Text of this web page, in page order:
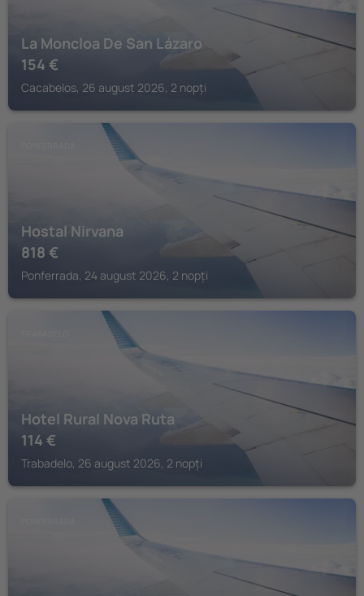
La Moncloa De San Lázaro
154 €
Cacabelos, 26 august 2026, 2 nopți
Hostal Nirvana
818 €
Ponferrada, 24 august 2026, 2 nopți
Hotel Rural Nova Ruta
114 €
Trabadelo, 26 august 2026, 2 nopți